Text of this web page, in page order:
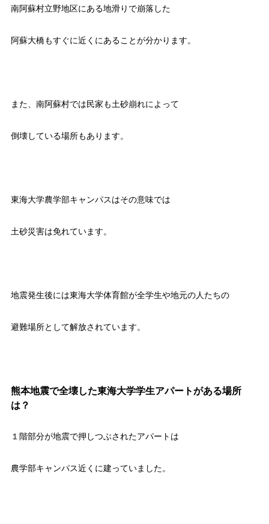
南阿蘇村立野地区にある地滑りで崩落した
阿蘇大橋もすぐに近くにあることが分かります。
また、南阿蘇村では民家も土砂崩れによって
倒壊している場所もあります。
東海大学農学部キャンパスはその意味では
土砂災害は免れています。
地震発生後には東海大学体育館が全学生や地元の人たちの
避難場所として解放されています。
熊本地震で全壊した東海大学学生アパートがある場所
は？
１階部分が地震で押しつぶされたアパートは
農学部キャンパス近くに建っていました。